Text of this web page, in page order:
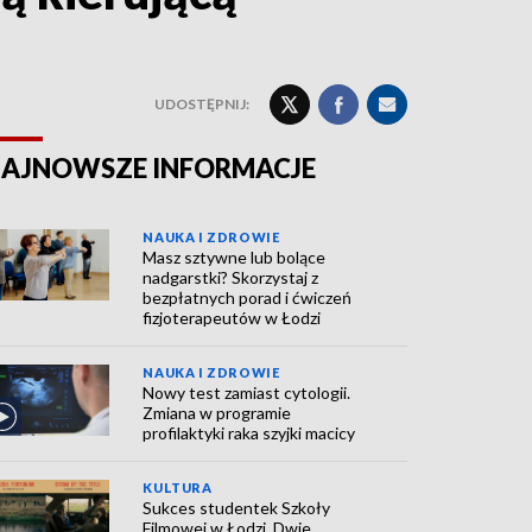
UDOSTĘPNIJ:
INFORMACJE
NAUKA I ZDROWIE
Masz sztywne lub bolące
nadgarstki? Skorzystaj z
bezpłatnych porad i ćwiczeń
fizjoterapeutów w Łodzi
NAUKA I ZDROWIE
Nowy test zamiast cytologii.
Zmiana w programie
profilaktyki raka szyjki macicy
KULTURA
Sukces studentek Szkoły
Filmowej w Łodzi. Dwie